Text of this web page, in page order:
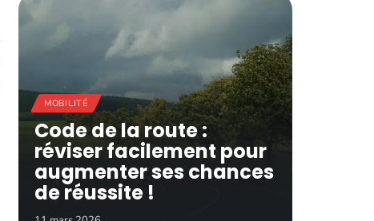
MOBILITÉ
Code de la route :
réviser facilement pour
augmenter ses chances
de réussite !